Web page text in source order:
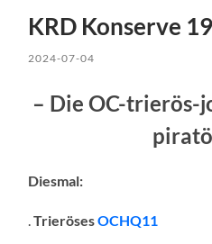
KRD Konserve
2024-07-04
– Die OC-trierös-
Diesmal:
.TrierösesOCHQ11